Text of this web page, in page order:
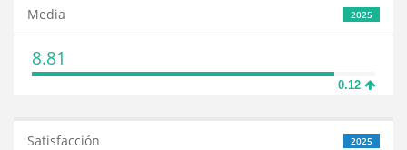
2025
Media
8.81
0.12
2025
Satisfacción